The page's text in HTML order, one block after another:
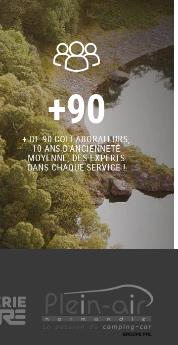
+90
+ DE 90 COLLABORATEURS,
10 ANS D'ANCIENNETÉ
MOYENNE, DES EXPERTS
DANS CHAQUE SERVICE !